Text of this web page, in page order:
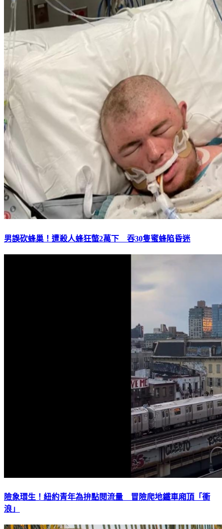
男誤砍蜂巢！遭殺人蜂狂螫2萬下 吞30隻蜜蜂陷昏迷
險象環生！紐約青年為拚點閱流量 冒險爬地鐵車廂頂「衝
浪」